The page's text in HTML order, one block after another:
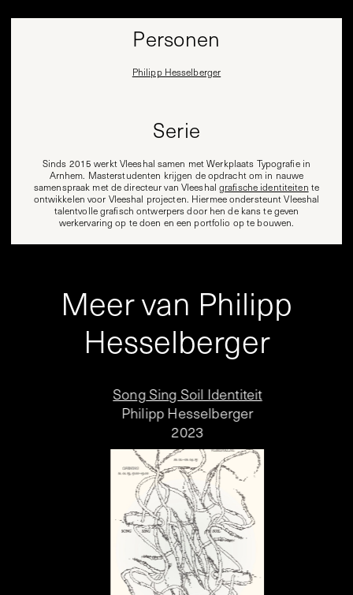
Personen
Philipp Hesselberger
Serie
Sinds 2015 werkt Vleeshal samen met Werkplaats Typografie in
Arnhem. Masterstudenten krijgen de opdracht om in nauwe
samenspraak met de directeur van Vleeshalgrafische identiteiten te
ontwikkelen voor Vleeshal projecten. Hiermee ondersteunt Vleeshal
talentvolle grafisch ontwerpers door hen de kans te geven
werkervaring op te doen en een portfolio op te bouwen.
Meer van Philipp
Hesselberger
Song Sing Soil Identiteit
Philipp Hesselberger
2023